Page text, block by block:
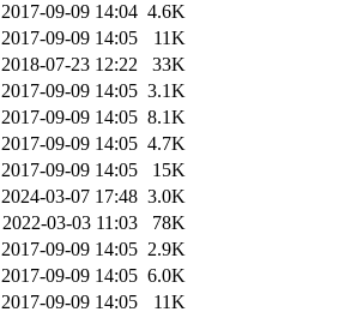
2017-09-09 14:04 4.6K
2017-09-09 14:05
11K
2018-07-23 12:22
33K
2017-09-09 14:05 3.1K
2017-09-09 14:05 8.1K
2017-09-09 14:05 4.7K
2017-09-09 14:05
15K
2024-03-07 17:48 3.0K
2022-03-03 11:03
78K
2017-09-09 14:05 2.9K
2017-09-09 14:05 6.0K
2017-09-09 14:05
11K